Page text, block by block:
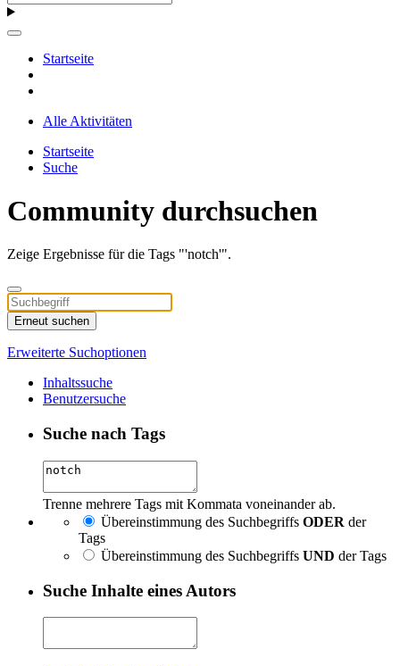
Startseite
Alle Aktivitäten
Startseite
Suche
Community durchsuchen
Zeige Ergebnisse für die Tags "'notch'".
Erneut suchen
Erweiterte Suchoptionen
Inhaltssuche
Benutzersuche
Suche nach Tags
Trenne mehrere Tags mit Kommata voneinander ab.
Übereinstimmung des Suchbegriffs ODER der
Tags
Übereinstimmung des Suchbegriffs UND der Tags
Suche Inhalte eines Autors